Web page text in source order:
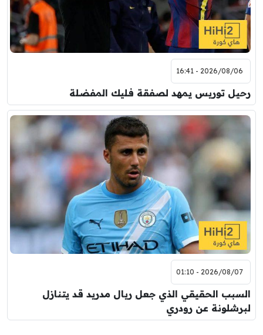
2026/08/06 - 16:41
رحيل توريس يمهد لصفقة فليك المفضلة
2026/08/07 - 01:10
السبب الحقيقي الذي جعل ريال مدريد قد يتنازل
لبرشلونة عن رودري